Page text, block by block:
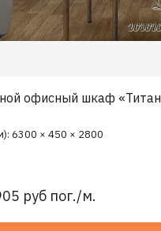
офисный шкаф
6300 × 450 × 2800
руб пог./м.